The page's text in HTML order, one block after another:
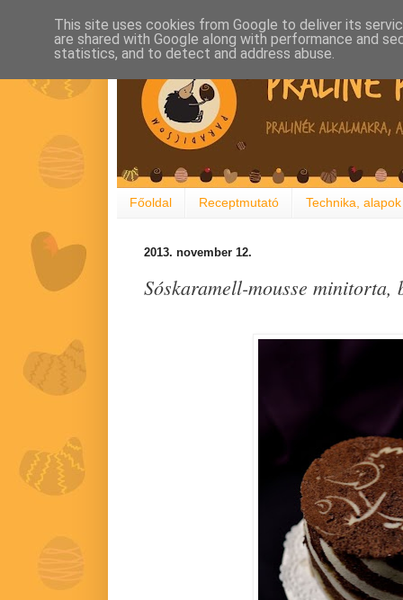
Főoldal Receptmutató Technika, alapok
2013. november 12.
Sóskaramell-mousse minitorta,
This site uses cookies from Google to deliver its
are shared with Google along with performance and
statistics, and to detect and address abuse.